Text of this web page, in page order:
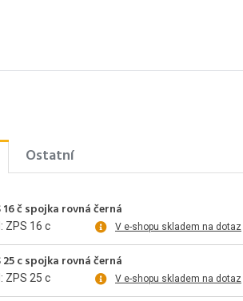
Ostatní
16 č spojka rovná černá
ZPS 16 c V e-shopu skladem na dotaz
25 c spojka rovná černá
ZPS 25 c V e-shopu skladem na dotaz